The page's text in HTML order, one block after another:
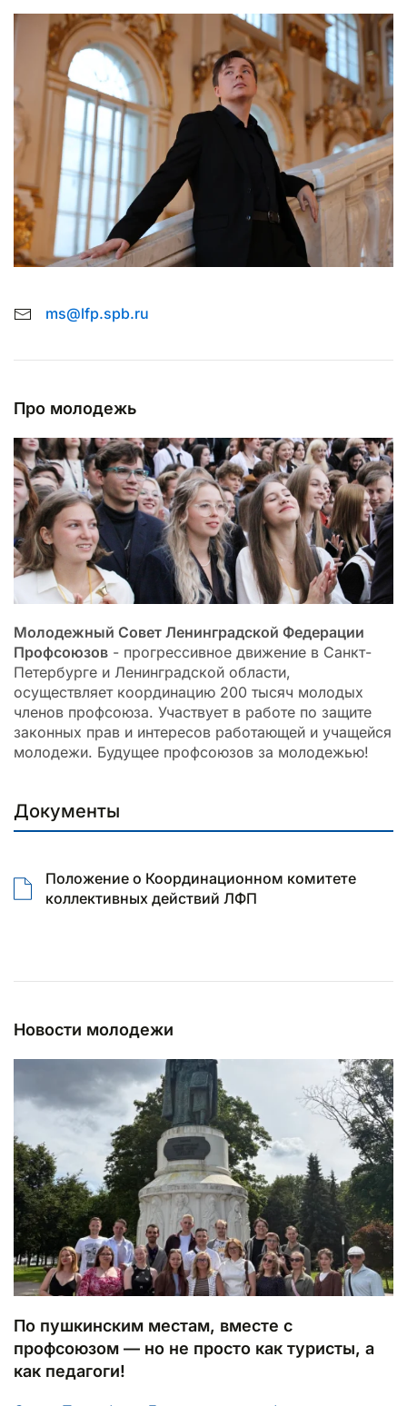
ms@lfp.spb.ru
Про молодежь
Молодежный Совет Ленинградской Федерации
Профсоюзов - прогрессивное движение в Санкт-
Петербурге и Ленинградской области,
осуществляет координацию 200 тысяч молодых
членов профсоюза. Участвует в работе по защите
законных прав и интересов работающей и учащейся
молодежи. Будущее профсоюзов за молодежью!
Документы
Положение о Координационном комитете
коллективных действий ЛФП
Новости молодежи
По пушкинским местам, вместе с
профсоюзом — но не просто как туристы, а
как педагоги!